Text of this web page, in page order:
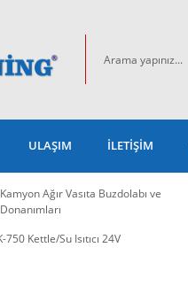
ULAŞIM İLETİŞİM
Kamyon Ağır Vasıta Buzdolabı ve
Donanımları